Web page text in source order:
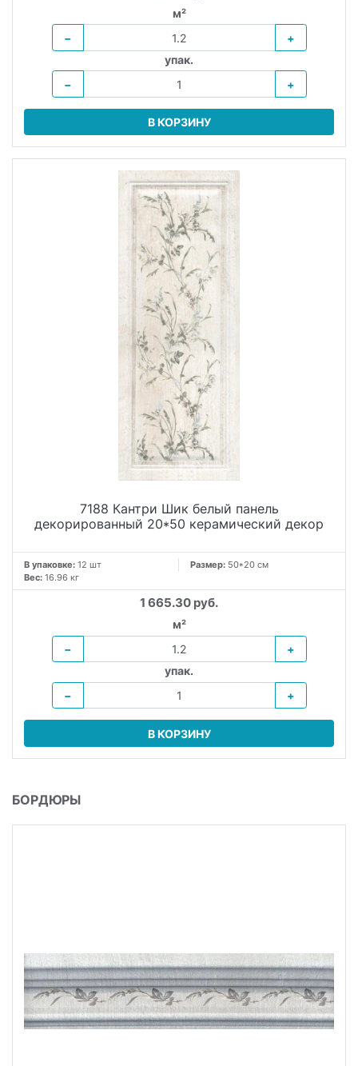
м²
−
+
упак.
−
+
В КОРЗИНУ
7188 Кантри Шик белый панель
декорированный 20*50 керамический декор
В упаковке: 12 шт Размер: 50*20 см
Вес: 16.96 кг
1 665.30 руб.
м²
−
+
упак.
−
+
В КОРЗИНУ
БОРДЮРЫ